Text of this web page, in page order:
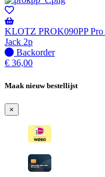
KLOTZ PROK090PP Pro
Jack 2p
Niet
op
-
verzonden
wanneer
beschikbaar
Backorder
€ 36,00
Maak nieuw bestellijst
×